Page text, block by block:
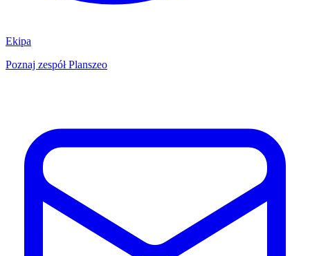
Ekipa
Poznaj zespół Planszeo